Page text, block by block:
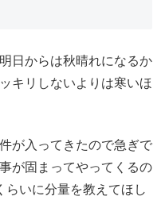
日からは秋晴れになるか
キリしないよりは寒いほ
が入ってきたので急ぎで
が固まってやってくるの
らいに分量を教えてほし